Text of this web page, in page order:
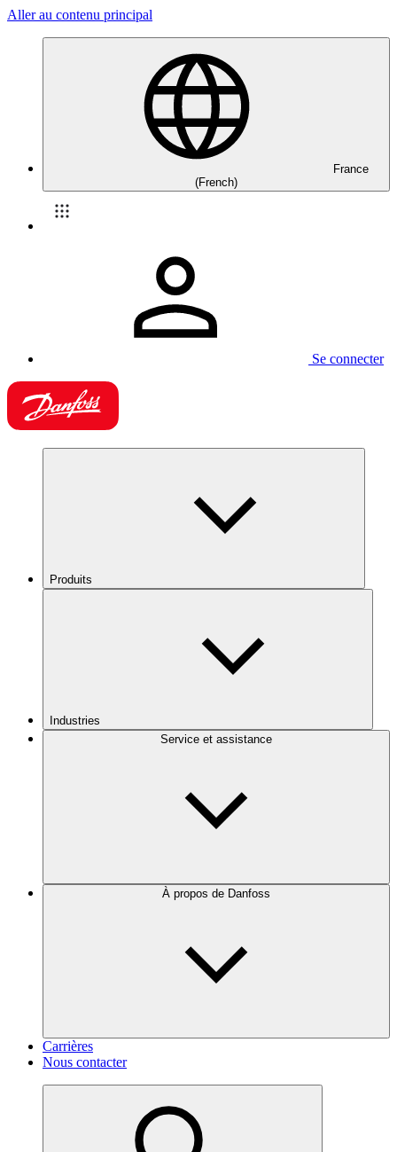
Aller au contenu principal
France
(French)
Se connecter
Produits
Industries
Service et assistance
À propos de Danfoss
Carrières
Nous contacter